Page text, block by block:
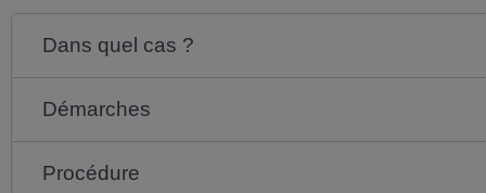
Dans quel cas ?
Démarches
Procédure